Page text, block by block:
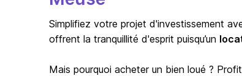
Simplifiez votre projet d'investissement
offrent la tranquillité d'esprit puisqu’un
Mais pourquoi acheter un bien loué ?